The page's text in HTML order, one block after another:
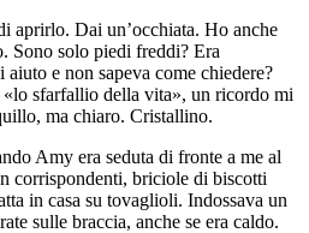
aprirlo. Dai un’occhiata. Ho anche
Sono solo piedi freddi? Era
e non sapeva come chiedere?
sfarfallio della vita», un ricordo mi
ma chiaro. Cristallino.
Amy era seduta di fronte a me al
corrispondenti, briciole di biscotti
in casa su tovaglioli. Indossava un
sulle braccia, anche se era caldo.